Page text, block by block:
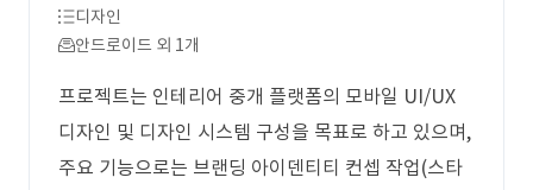
디자인
안드로이드 외 1개
프로젝트는 인테리어 중개 플랫폼의 모바일 UI/UX
디자인 및 디자인 시스템 구성을 목표로 하고 있으며,
주요 기능으로는 브랜딩 아이덴티티 컨셉 작업(스타